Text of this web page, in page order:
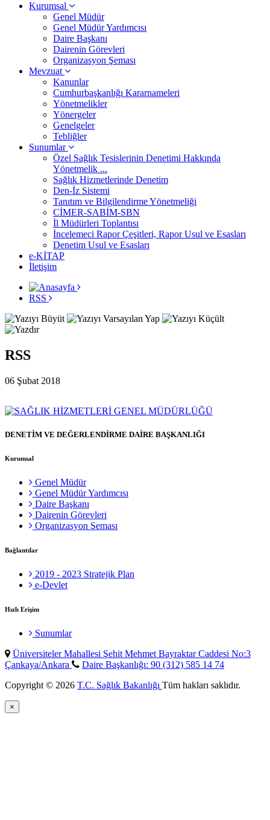
Kurumsal
Genel Müdür
Genel Müdür Yardımcısı
Daire Başkanı
Dairenin Görevleri
Organizasyon Şeması
Mevzuat
Kanunlar
Cumhurbaşkanlığı Kararnameleri
Yönetmelikler
Yönergeler
Genelgeler
Tebliğler
Sunumlar
Özel Sağlık Tesislerinin Denetimi Hakkında
Yönetmelik ...
Sağlık Hizmetlerinde Denetim
Den-İz Sistemi
Tanıtım ve Bilgilendirme Yönetmeliği
CİMER-SABİM-SBN
İl Müdürleri Toplantısı
İncelemeci Rapor Çeşitleri, Rapor Usul ve Esasları
Denetim Usul ve Esasları
e-KİTAP
İletişim
RSS
RSS
06 Şubat 2018
DENETİM VE DEĞERLENDİRME DAİRE BAŞKANLIĞI
Kurumsal
Genel Müdür
Genel Müdür Yardımcısı
Daire Başkanı
Dairenin Görevleri
Organizasyon Şeması
Bağlantılar
2019 - 2023 Stratejik Plan
e-Devlet
Hızlı Erişim
Sunumlar
Üniversiteler Mahallesi Şehit Mehmet Bayraktar Caddesi No:3
Çankaya/Ankara
Daire Başkanlığı: 90 (312) 585 14 74
Copyright © 2026 T.C. Sağlık Bakanlığı Tüm hakları saklıdır.
×